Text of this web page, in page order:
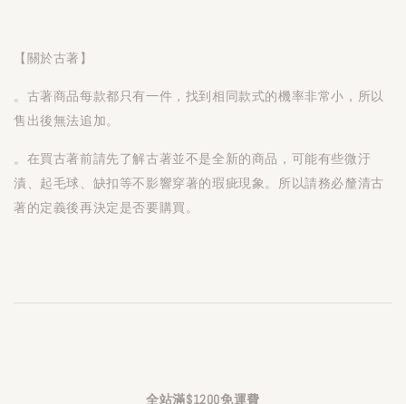
【關於古著】
。古著商品每款都只有一件，找到相同款式的機率非常小，所以
售出後無法追加。
。在買古著前請先了解古著並不是全新的商品，可能有些微汙
漬、起毛球、缺扣等不影響穿著的瑕疵現象。所以請務必釐清古
著的定義後再決定是否要購買。
全站滿$1200免運費